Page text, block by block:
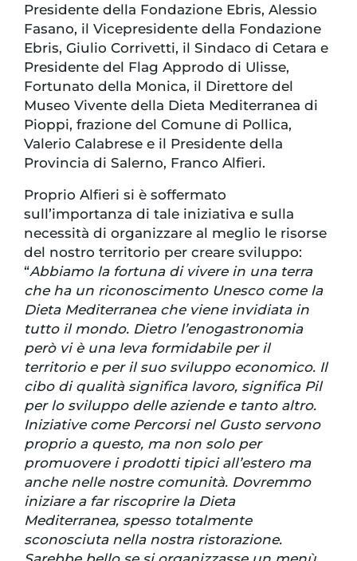
Presidente della Fondazione Ebris, Alessio
Fasano, il Vicepresidente della Fondazione
Ebris, Giulio Corrivetti, il Sindaco di Cetara e
Presidente del Flag Approdo di Ulisse,
Fortunato della Monica, il Direttore del
Museo Vivente della Dieta Mediterranea di
Pioppi, frazione del Comune di Pollica,
Valerio Calabrese e il Presidente della
Provincia di Salerno, Franco Alfieri.
Proprio Alfieri si è soffermato
sull’importanza di tale iniziativa e sulla
necessità di organizzare al meglio le risorse
del nostro territorio per creare sviluppo:
“Abbiamo la fortuna di vivere in una terra
che ha un riconoscimento Unesco come la
Dieta Mediterranea che viene invidiata in
tutto il mondo. Dietro l’enogastronomia
però vi è una leva formidabile per il
territorio e per il suo sviluppo economico. Il
cibo di qualità significa lavoro, significa Pil
per lo sviluppo delle aziende e tanto altro.
Iniziative come Percorsi nel Gusto servono
proprio a questo, ma non solo per
promuovere i prodotti tipici all’estero ma
anche nelle nostre comunità. Dovremmo
iniziare a far riscoprire la Dieta
Mediterranea, spesso totalmente
sconosciuta nella nostra ristorazione.